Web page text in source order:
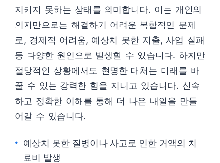
지키지 못하는 상태를 의미합니다. 이는 개인의
의지만으로는 해결하기 어려운 복합적인 문제
로, 경제적 어려움, 예상치 못한 지출, 사업 실패
등 다양한 원인으로 발생할 수 있습니다. 하지만
절망적인 상황에서도 현명한 대처는 미래를 바
꿀 수 있는 강력한 힘을 지니고 있습니다. 신속
하고 정확한 이해를 통해 더 나은 내일을 만들
어갈 수 있습니다.
예상치 못한 질병이나 사고로 인한 거액의 치
료비 발생